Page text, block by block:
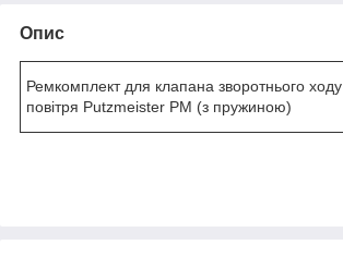
Опис
Ремкомплект для клапана зворотнього ходу
повітря Putzmeister PM (з пружиною)